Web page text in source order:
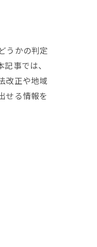
うかの判定
事では、
改正や地域
せる情報を